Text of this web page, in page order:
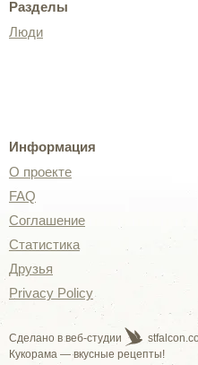
Разделы
Люди
Информация
О проекте
FAQ
Соглашение
Статистика
Друзья
Privacy Policy
Сделано в веб-студии
Кукорама — вкусные рецепты!